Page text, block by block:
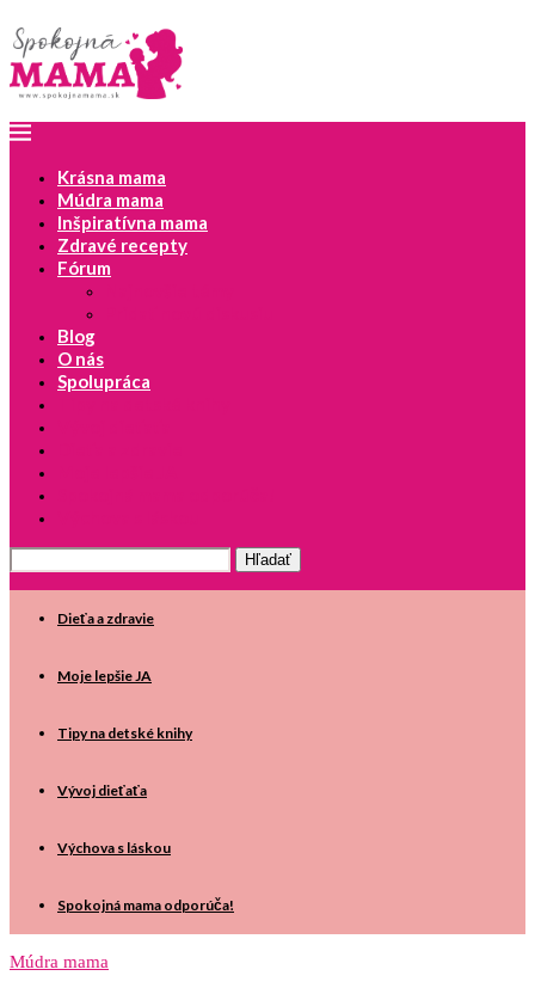
Krásna mama
Múdra mama
Inšpiratívna mama
Zdravé recepty
Fórum
Blog
O nás
Spolupráca
Dieťa a zdravie
Moje lepšie JA
Tipy na detské knihy
Vývoj dieťaťa
Výchova s láskou
Spokojná mama odporúča!
Múdra mama